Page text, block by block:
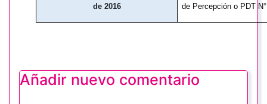
de 2016
de Percepción o PDT
Añadir nuevo comentario